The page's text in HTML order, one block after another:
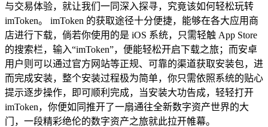
与交易体验，就让我们一同深入探寻，究竟该如何轻松玩转
imToken。 imToken 的获取途径十分便捷，能够在各大应用商
店进行下载，倘若你使用的是 iOS 系统，只需轻触 App Store
的搜索栏，输入“imToken”，便能轻松开启下载之旅；而安卓
用户则可以通过官方网站等正规、可靠的渠道获取安装包，进
而完成安装，整个安装过程极为简单，你只需依照系统的贴心
提示逐步操作，即可顺利完成，当安装大功告成，轻轻打开
imToken，你便如同推开了一扇通往全新数字资产世界的大
门，一段精彩绝伦的数字资产之旅就此拉开帷幕。